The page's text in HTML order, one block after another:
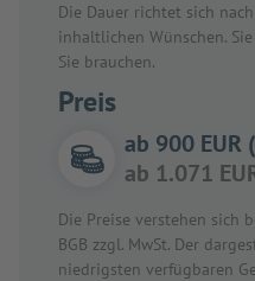
Die Dauer richtet sich
inhaltlichen Wünschen.
Sie brauchen.
Preis
ab 900 EUR
ab 1.071
Die Preise verstehen sich
BGB zzgl. MwSt. Der
niedrigsten verfügbaren